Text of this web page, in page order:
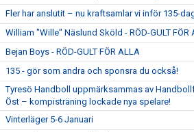
Fler har anslutit – nu kraftsamlar vi inför 135-
William "Wille" Näslund Sköld - RÖD-GULT FÖR
Bejan Boys - RÖD-GULT FÖR ALLA
135 - gör som andra och sponsra du också!
Tyresö Handboll uppmärksammas av
Öst – kompisträning lockade nya spelare!
Vinterläger 5-6 Januari